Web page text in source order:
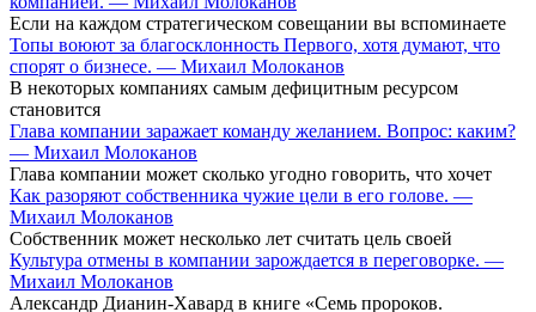
Если на каждом стратегическом совещании вы вспоминаете
Топы воюют за благосклонность Первого, хотя думают, что
спорят о бизнесе. — Михаил Молоканов
В некоторых компаниях самым дефицитным ресурсом
становится
Глава компании заражает команду желанием. Вопрос: каким?
— Михаил Молоканов
Глава компании может сколько угодно говорить, что хочет
Как разоряют собственника чужие цели в его голове. —
Михаил Молоканов
Собственник может несколько лет считать цель своей
Культура отмены в компании зарождается в переговорке. —
Михаил Молоканов
Александр Дианин-Хавард в книге «Семь пророков.